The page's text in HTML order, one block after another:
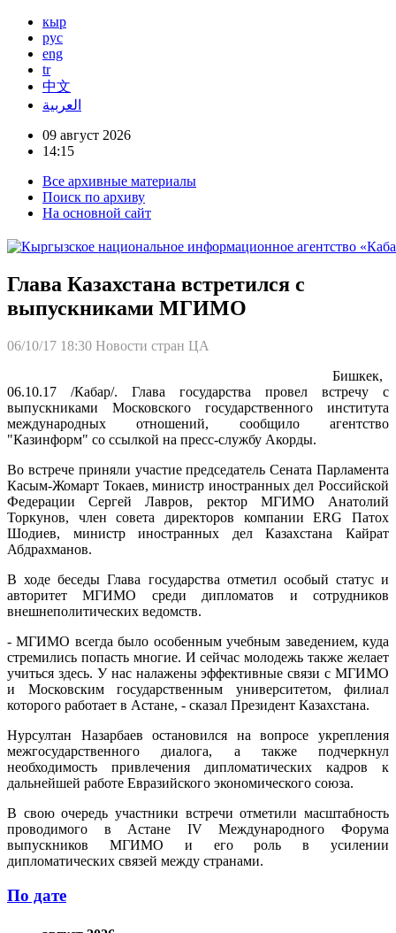
кыр
рус
eng
tr
中文
العربية
09 август 2026
14:15
Все архивные материалы
Поиск по архиву
На основной сайт
Глава Казахстана встретился с
выпускниками МГИМО
06/10/17 18:30 Новости стран ЦА
Бишкек,
06.10.17 /Кабар/. Глава государства провел встречу с
выпускниками Московского государственного института
международных отношений, сообщило агентство
"Казинформ" со ссылкой на пресс-службу Акорды.
Во встрече приняли участие председатель Сената Парламента
Касым-Жомарт Токаев, министр иностранных дел Российской
Федерации Сергей Лавров, ректор МГИМО Анатолий
Торкунов, член совета директоров компании ERG Патох
Шодиев, министр иностранных дел Казахстана Кайрат
Абдрахманов.
В ходе беседы Глава государства отметил особый статус и
авторитет МГИМО среди дипломатов и сотрудников
внешнеполитических ведомств.
- МГИМО всегда было особенным учебным заведением, куда
стремились попасть многие. И сейчас молодежь также желает
учиться здесь. У нас налажены эффективные связи с МГИМО
и Московским государственным университетом, филиал
которого работает в Астане, - сказал Президент Казахстана.
Нурсултан Назарбаев остановился на вопросе укрепления
межгосударственного диалога, а также подчеркнул
необходимость привлечения дипломатических кадров к
дальнейшей работе Евразийского экономического союза.
В свою очередь участники встречи отметили масштабность
проводимого в Астане IV Международного Форума
выпускников МГИМО и его роль в усилении
дипломатических связей между странами.
По дате